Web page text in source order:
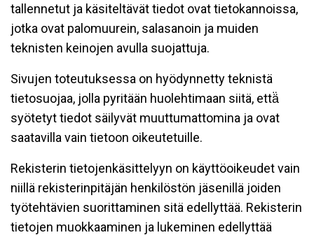
tallennetut ja käsiteltävät tiedot ovat tietokannoissa,
jotka ovat palomuurein, salasanoin ja muiden
teknisten keinojen avulla suojattuja.
Sivujen toteutuksessa on hyödynnetty teknistä
tietosuojaa, jolla pyritään huolehtimaan siitä, että̈
syötetyt tiedot säilyvät muuttumattomina ja ovat
saatavilla vain tietoon oikeutetuille.
Rekisterin tietojenkäsittelyyn on käyttöoikeudet vain
niillä rekisterinpitäjän henkilöstön jäsenillä joiden
työtehtävien suorittaminen sitä edellyttää. Rekisterin
tietojen muokkaaminen ja lukeminen edellyttää